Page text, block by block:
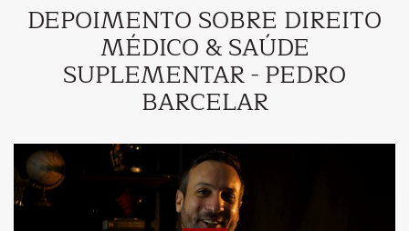
DEPOIMENTO SOBRE DIREITO
MÉDICO & SAÚDE
SUPLEMENTAR - PEDRO
BARCELAR